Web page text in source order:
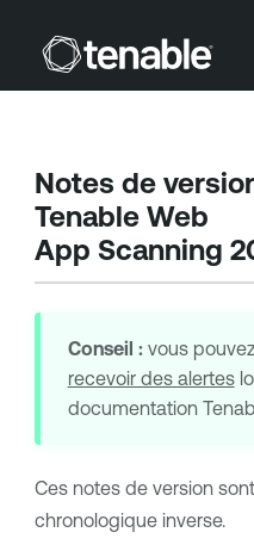
Passer au
Notes de
Tenable Web
App Scanning
Conseil :vous
recevoir des alertes
documentation
Ces notes de version
chronologique inverse.